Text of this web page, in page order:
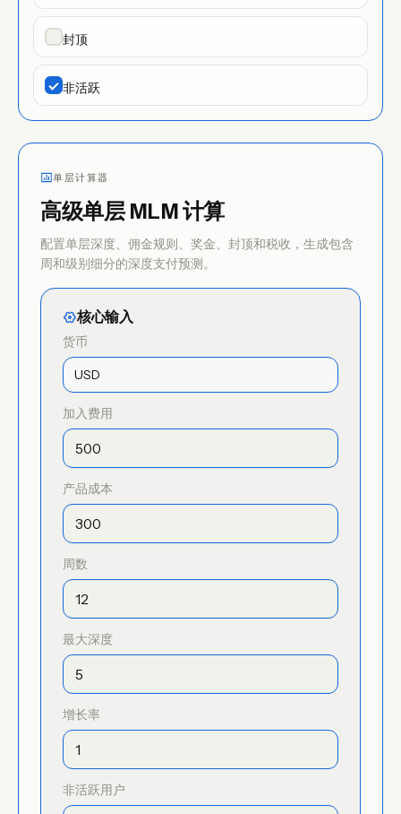
封顶
非活跃
单层计算器
高级单层 MLM 计算
配置单层深度、佣金规则、奖金、封顶和税收，生成包含
周和级别细分的深度支付预测。
核心输入
货币
加入费用
产品成本
周数
最大深度
增长率
非活跃用户